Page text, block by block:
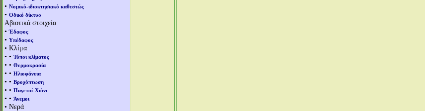
• Νομικό-ιδιοκτησιακό καθεστώς
• Οδικό δίκτυο
Αβιοτικά στοιχεία
•Έδαφος
• Υπέδαφος
• Κλίμα
• • Τύποι κλίματος
• • Θερμοκρασία
• • Ηλιοφάνεια
• • Βροχόπτωση
• • Παγετοί-Χιόνι
• • Άνεμοι
• Νερά